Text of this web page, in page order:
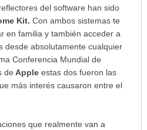
del software han sido
Kit. Con ambos sistemas te
en familia y también acceder a
desde absolutamente cualquier
Conferencia Mundial de
de Apple estas dos fueron las
más interés causaron entre el
que realmente van a